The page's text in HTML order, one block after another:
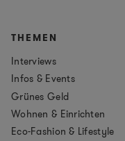
THEMEN
Interviews
Infos & Events
Grünes Geld
Wohnen & Einrichten
Eco-Fashion & Lifestyle